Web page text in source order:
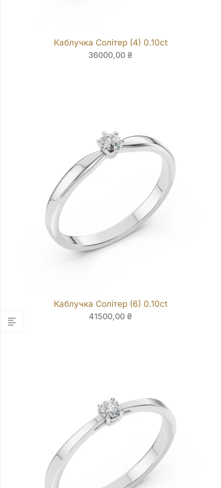
Каблучка Солітер (4) 0.10ct
36000,00 ₴
Каблучка Солітер (6) 0.10ct
41500,00 ₴